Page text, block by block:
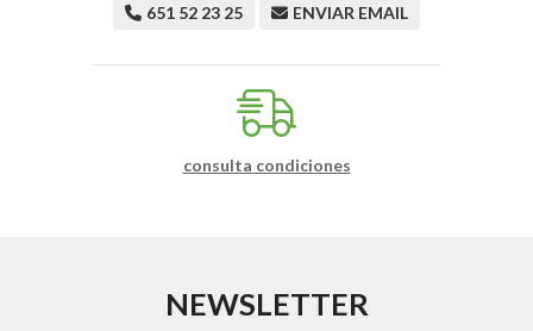
651 52 23 25 ENVIAR EMAIL
consulta condiciones
NEWSLETTER